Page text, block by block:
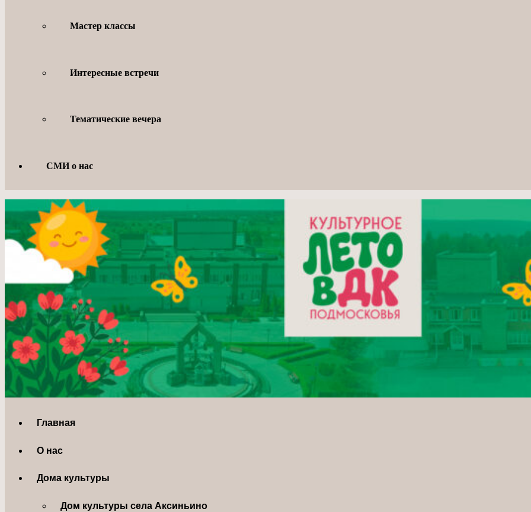
Мастер классы
Интересные встречи
Тематические вечера
СМИ о нас
Главная
О нас
Дома культуры
Дом культуры села Аксиньино